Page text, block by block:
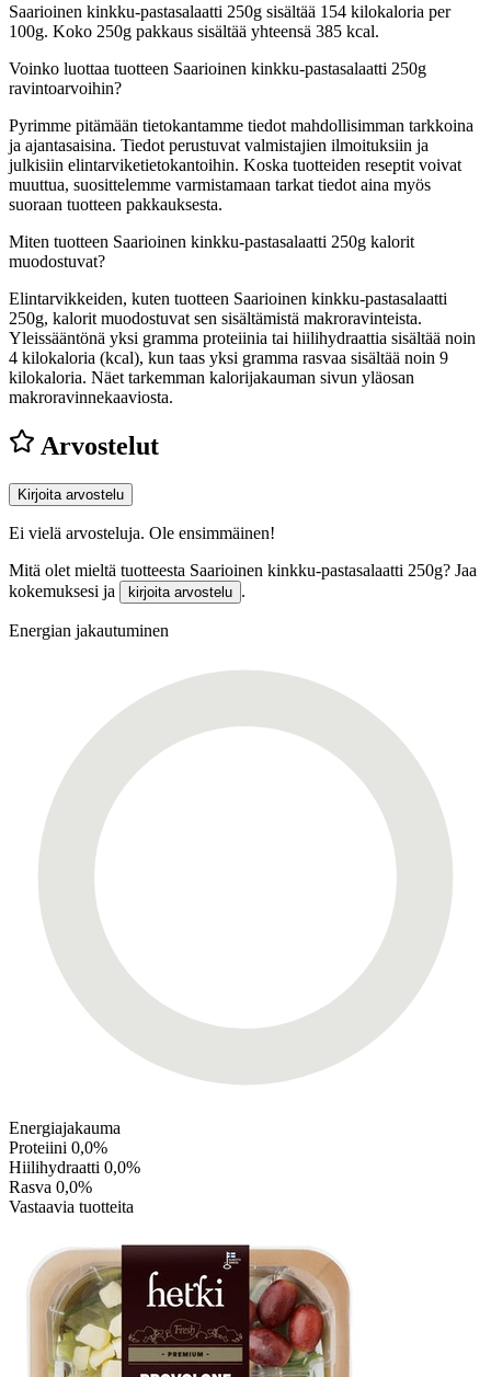
Saarioinen kinkku-pastasalaatti 250g sisältää 154 kilokaloria per
100g. Koko 250g pakkaus sisältää yhteensä 385 kcal.
Voinko luottaa tuotteen Saarioinen kinkku-pastasalaatti 250g
ravintoarvoihin?
Pyrimme pitämään tietokantamme tiedot mahdollisimman tarkkoina
ja ajantasaisina. Tiedot perustuvat valmistajien ilmoituksiin ja
julkisiin elintarviketietokantoihin. Koska tuotteiden reseptit voivat
muuttua, suosittelemme varmistamaan tarkat tiedot aina myös
suoraan tuotteen pakkauksesta.
Miten tuotteen Saarioinen kinkku-pastasalaatti 250g kalorit
muodostuvat?
Elintarvikkeiden, kuten tuotteen Saarioinen kinkku-pastasalaatti
250g, kalorit muodostuvat sen sisältämistä makroravinteista.
Yleissääntönä yksi gramma proteiinia tai hiilihydraattia sisältää noin
4 kilokaloria (kcal), kun taas yksi gramma rasvaa sisältää noin 9
kilokaloria. Näet tarkemman kalorijakauman sivun yläosan
makroravinnekaaviosta.
Arvostelut
Kirjoita arvostelu
Ei vielä arvosteluja. Ole ensimmäinen!
Mitä olet mieltä tuotteesta Saarioinen kinkku-pastasalaatti 250g? Jaa
kokemuksesi ja
kirjoita arvostelu .
Energian jakautuminen
Energiajakauma
Proteiini 0,0%
Hiilihydraatti 0,0%
Rasva 0,0%
Vastaavia tuotteita